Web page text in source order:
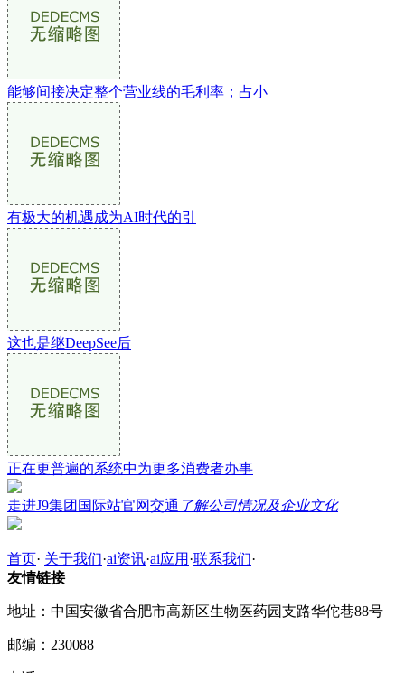
能够间接决定整个营业线的毛利率；占小
有极大的机遇成为AI时代的引
这也是继DeepSee后
正在更普遍的系统中为更多消费者办事
走进J9集团国际站官网交通 了解公司情况及企业文化
首页· 关于我们·ai资讯·ai应用 ·联系我们·
友情链接
地址：中国安徽省合肥市高新区生物医药园支路华佗巷88号
邮编：230088